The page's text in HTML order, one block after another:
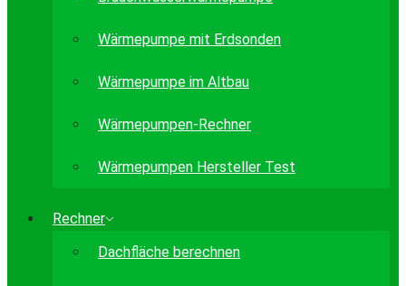
Wärmepumpe mit Erdsonden
Wärmepumpe im Altbau
Wärmepumpen-Rechner
Wärmepumpen Hersteller Test
Rechner
Dachfläche berechnen